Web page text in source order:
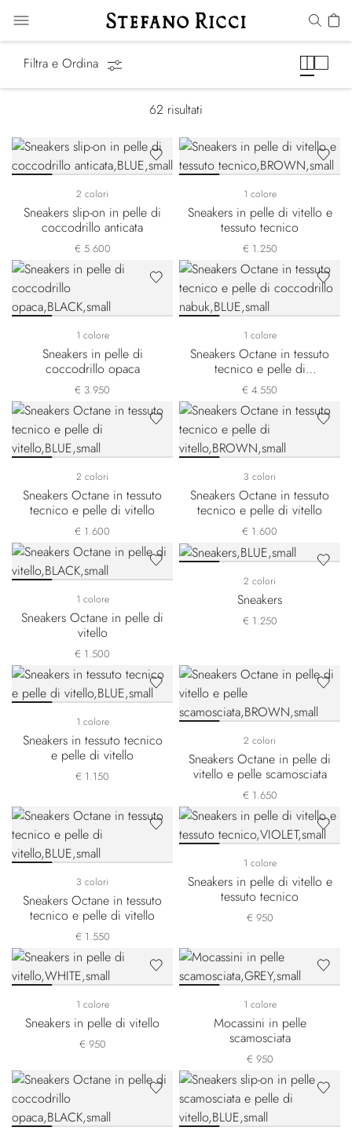
Filtra e Ordina
62 risultati
2 colori
Sneakers slip-on in pelle di
coccodrillo anticata
€ 5.600
1 colore
Sneakers in pelle di vitello e
tessuto tecnico
€ 1.250
1 colore
Sneakers in pelle di
coccodrillo opaca
€ 3.950
1 colore
Sneakers Octane in tessuto
tecnico e pelle di
coccodrillo nabuk
€ 4.550
2 colori
Sneakers Octane in tessuto
tecnico e pelle di vitello
€ 1.600
3 colori
Sneakers Octane in tessuto
tecnico e pelle di vitello
€ 1.600
1 colore
Sneakers Octane in pelle di
vitello
€ 1.500
2 colori
Sneakers
€ 1.250
1 colore
Sneakers in tessuto tecnico
e pelle di vitello
€ 1.150
2 colori
Sneakers Octane in pelle di
vitello e pelle scamosciata
€ 1.650
3 colori
Sneakers Octane in tessuto
tecnico e pelle di vitello
€ 1.550
1 colore
Sneakers in pelle di vitello e
tessuto tecnico
€ 950
1 colore
Sneakers in pelle di vitello
€ 950
1 colore
Mocassini in pelle
scamosciata
€ 950